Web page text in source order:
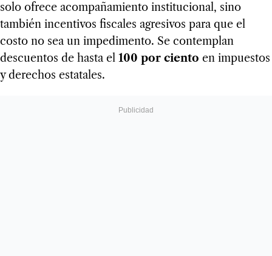
solo ofrece acompañamiento institucional, sino
también incentivos fiscales agresivos para que el
costo no sea un impedimento. Se contemplan
descuentos de hasta el 100 por ciento en impuestos
y derechos estatales.